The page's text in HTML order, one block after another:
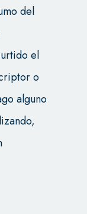
del
el
o
alguno